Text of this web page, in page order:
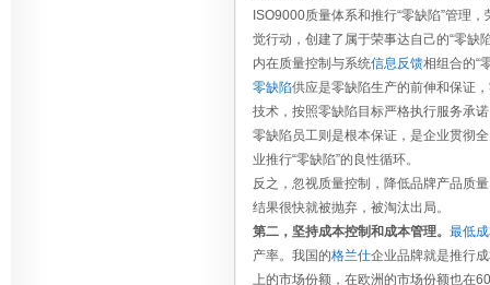
ISO9000质量体系和推行“零缺陷”管理
觉行动，创建了属于荣事达自己的“零缺
内在质量控制与系统信息反馈相组合的“
零缺陷供应是零缺陷生产的前伸和保证
技术，按照零缺陷目标严格执行服务承
零缺陷员工则是根本保证，是企业贯彻
业推行“零缺陷”的良性循环。
反之，忽视质量控制，降低品牌产品质
结果很快就被抛弃，被淘汰出局。
第二，坚持成本控制和成本管理。 最低
产率。我国的格兰仕企业品牌就是推行
上的市场份额，在欧洲的市场份额也在